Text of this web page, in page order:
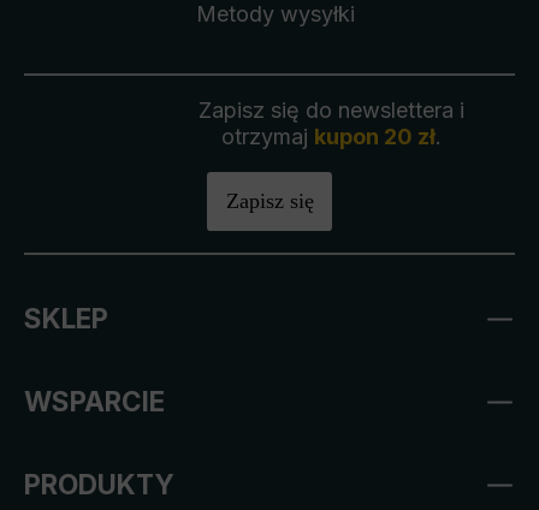
Metody wysyłki
Zapisz się do newslettera i
otrzymaj kupon 20 zł.
Zapisz się
SKLEP
WSPARCIE
PRODUKTY